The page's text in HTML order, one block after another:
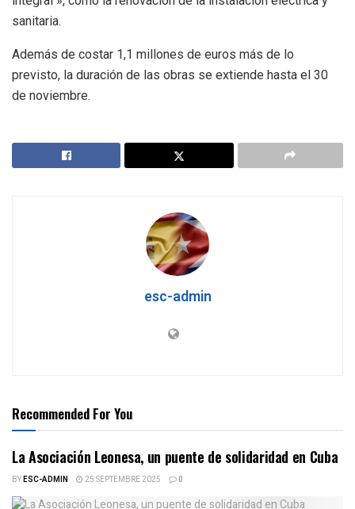
sanitaria.
Además de costar 1,1 millones de euros más de lo
previsto, la duración de las obras se extiende hasta el 30
de noviembre.
esc-admin
Recommended For You
La Asociación Leonesa, un puente de solidaridad en Cuba
BYESC-ADMIN 25 SEPTEMBRE 2025 0